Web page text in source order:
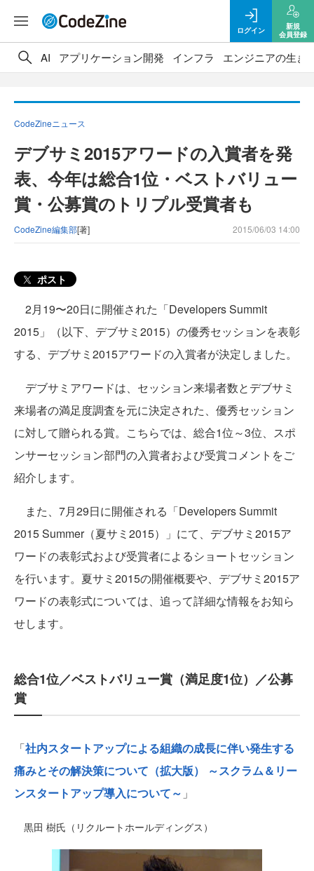
ログイン
新規
会員登録
AI アプリケーション開発 インフラ エンジニアの生き
CodeZineニュース
デブサミ2015アワードの入賞者を発
表、今年は総合1位・ベストバリュー
賞・公募賞のトリプル受賞者も
CodeZine編集部[著] 2015/06/03 14:00
ポスト
2月19〜20日に開催された「Developers Summit
2015」（以下、デブサミ2015）の優秀セッションを表彰
する、デブサミ2015アワードの入賞者が決定しました。
デブサミアワードは、セッション来場者数とデブサミ
来場者の満足度調査を元に決定された、優秀セッション
に対して贈られる賞。こちらでは、総合1位～3位、スポ
ンサーセッション部門の入賞者および受賞コメントをご
紹介します。
また、7月29日に開催される「Developers Summit
2015 Summer（夏サミ2015）」にて、デブサミ2015ア
ワードの表彰式および受賞者によるショートセッション
を行います。夏サミ2015の開催概要や、デブサミ2015ア
ワードの表彰式については、追って詳細な情報をお知ら
せします。
総合1位／ベストバリュー賞（満足度1位）／公募
賞
「社内スタートアップによる組織の成長に伴い発生する
痛みとその解決策について（拡大版） ～スクラム＆リー
ンスタートアップ導入について～ 」
黒田 樹氏（リクルートホールディングス）